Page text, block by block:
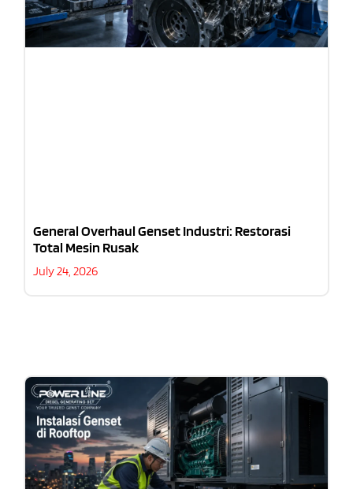
General Overhaul Genset Industri: Restorasi
Total Mesin Rusak
July 24, 2026